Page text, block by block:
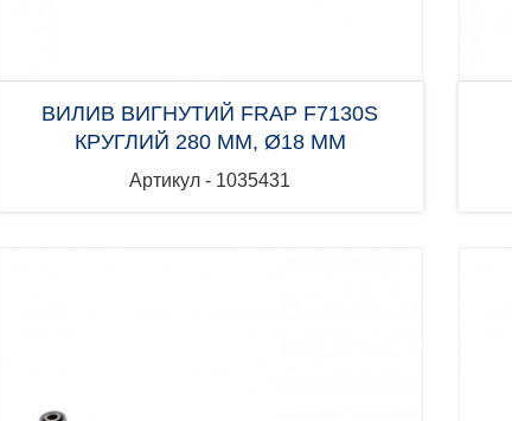
ВИЛИВ ВИГНУТИЙ FRAP F7130S
КРУГЛИЙ 280 ММ, Ø18 ММ
Артикул - 1035431